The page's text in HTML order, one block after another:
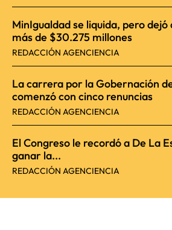
MinIgualdad se liquida, pero
más de $30.275 millones
REDACCIÓN AGENCIENCIA
La carrera por la Gobernación
comenzó con cinco renuncias
REDACCIÓN AGENCIENCIA
El Congreso le recordó a De La
ganar la...
REDACCIÓN AGENCIENCIA